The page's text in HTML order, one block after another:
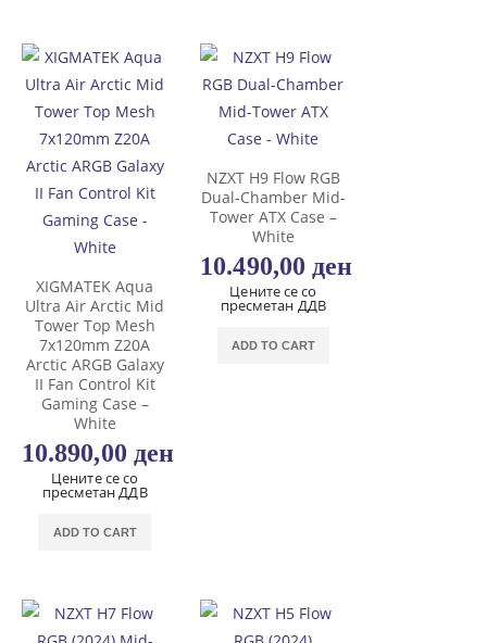
XIGMATEK Aqua
Ultra Air Arctic Mid
Tower Top Mesh
7x120mm Z20A
Arctic ARGB Galaxy
II Fan Control Kit
Gaming Case –
White
10.890,00 ден
Цените се со
пресметан ДДВ
ADD TO CART
NZXT H9 Flow RGB
Dual-Chamber Mid-
Tower ATX Case –
White
10.490,00 ден
Цените се со
пресметан ДДВ
ADD TO CART